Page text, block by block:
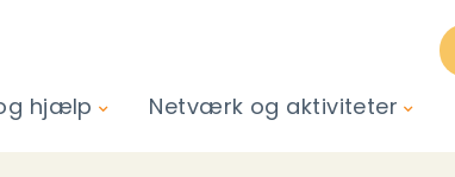
hjælp Netværk og aktiviteter